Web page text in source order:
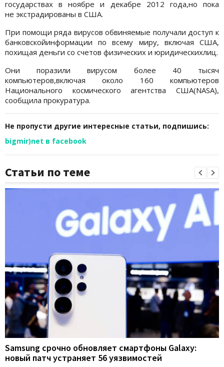
государствах в ноябре и декабре 2012 года,но пока
не экстрадированы в США.
При помощи ряда вирусов обвиняемые получали доступ к
банковскойинформации по всему миру, включая США,
похищая деньги со счетов физических и юридическихлиц.
Они поразили вирусом более 40 тысяч
компьютеров,включая около 160 компьютеров
Национального космического агентства США(NASA),
сообщила прокуратура.
Не пропусти другие интересные статьи, подпишись:
bigmir)net в facebook
Статьи по теме
Samsung срочно обновляет смартфоны Galaxy:
новый патч устраняет 56 уязвимостей